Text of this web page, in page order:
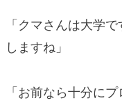
「クマさんは大学
しますね」
「お前なら十分に